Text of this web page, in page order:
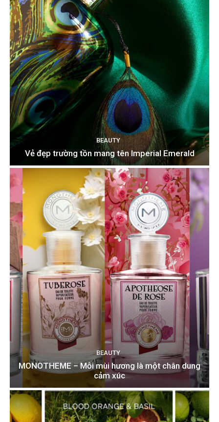
BEAUTY
Vẻ đẹp trường tồn mang tên Imperial Emerald
BEAUTY
MONOTHEME – Mỗi mùi hương là một chân dung
cảm xúc